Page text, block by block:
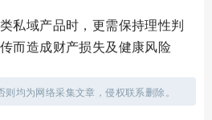
私域产品时，更需保持理性判
而造成财产损失及健康风险
均为网络采集文章，侵权联系删除。